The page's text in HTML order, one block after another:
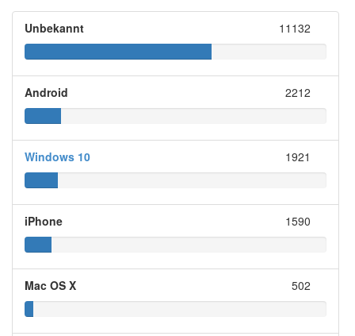
Unbekannt 11132
Android 2212
Windows 10 1921
iPhone 1590
Mac OS X 502